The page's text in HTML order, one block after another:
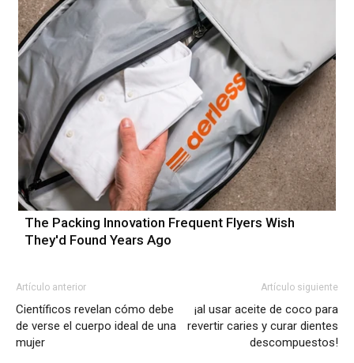
The Packing Innovation Frequent Flyers Wish
They'd Found Years Ago
Artículo anterior
Científicos revelan cómo debe
de verse el cuerpo ideal de una
mujer
Artículo siguiente
¡al usar aceite de coco para
revertir caries y curar dientes
descompuestos!